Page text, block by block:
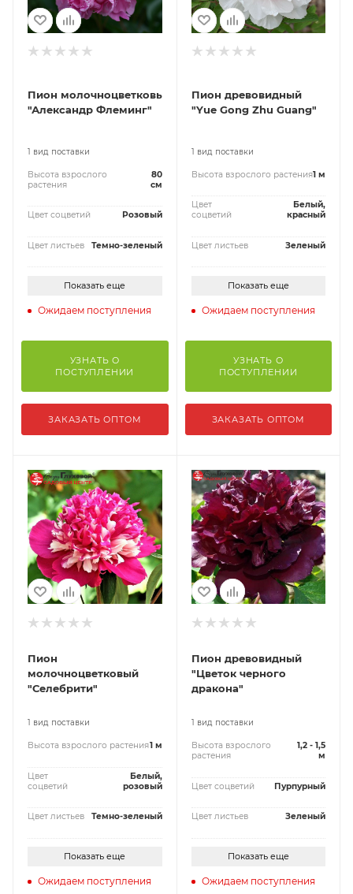
Пион молочноцветковый
"Александр Флеминг"
1 вид поставки
Высота взрослого
растения
80
см
Цвет соцветий Розовый
Цвет листьев Темно-зеленый
Показать еще
Ожидаем поступления
УЗНАТЬ О
ПОСТУПЛЕНИИ
ЗАКАЗАТЬ ОПТОМ
Пион древовидный
"Yue Gong Zhu Guang"
1 вид поставки
Высота взрослого растения1 м
Цвет
соцветий
Белый,
красный
Цвет листьев Зеленый
Показать еще
Ожидаем поступления
УЗНАТЬ О
ПОСТУПЛЕНИИ
ЗАКАЗАТЬ ОПТОМ
Пион
молочноцветковый
"Селебрити"
1 вид поставки
Высота взрослого растения1 м
Цвет
соцветий
Белый,
розовый
Цвет листьев Темно-зеленый
Показать еще
Ожидаем поступления
Пион древовидный
"Цветок черного
дракона"
1 вид поставки
Высота взрослого
растения
1,2 - 1,5
м
Цвет соцветий Пурпурный
Цвет листьев Зеленый
Показать еще
Ожидаем поступления